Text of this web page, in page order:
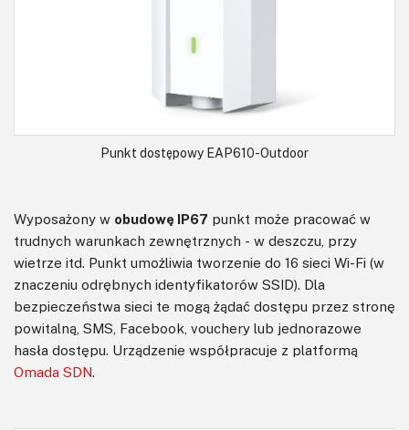
Punkt dostępowy EAP610-Outdoor
Wyposażony w obudowę IP67 punkt może pracować w
trudnych warunkach zewnętrznych - w deszczu, przy
wietrze itd. Punkt umożliwia tworzenie do 16 sieci Wi-Fi (w
znaczeniu odrębnych identyfikatorów SSID). Dla
bezpieczeństwa sieci te mogą żądać dostępu przez stronę
powitalną, SMS, Facebook, vouchery lub jednorazowe
hasła dostępu. Urządzenie współpracuje z platformą
Omada SDN.